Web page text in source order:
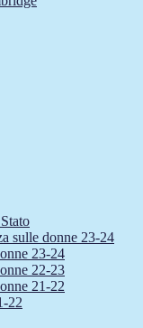
sulle donne 23-24
23-24
22-23
21-22
22